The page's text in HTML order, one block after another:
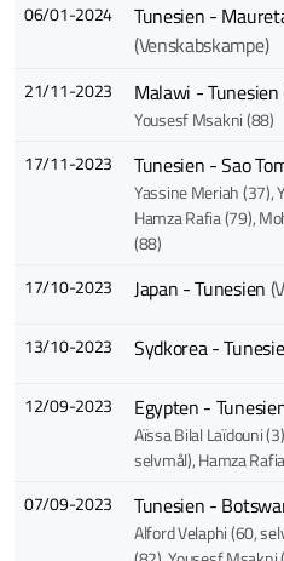
06/01-2024
Tunesien -
(Venskabskampe)
21/11-2023 Malawi - Tunesien
Yousesf Msakni (88)
17/11-2023 Tunesien - Sao
Yassine Meriah (37),
Hamza Rafia (79),
(88)
17/10-2023 Japan - Tunesien
13/10-2023 Sydkorea -
12/09-2023 Egypten -
Aïssa Bilal Laïdouni (3)
selvmål), Hamza
07/09-2023 Tunesien -
Alford Velaphi (60,